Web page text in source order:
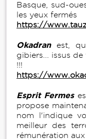
Basque, sud-
les yeux fermés
https://
Okadranest,
gibiers... issus
!!!
https://
Esprit Fermes
propose
nom l'indique
meilleur des
rémunération